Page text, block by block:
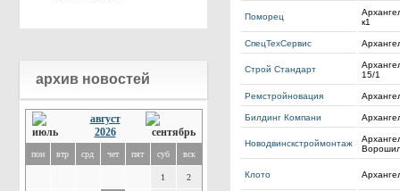
архив новостей
август
2026
пон втр срд чет пят суб вск
1 2
Поморец
к1
СпецТехСервис
Строй Стандарт
15/1
Ремстройновация
Билдинг Компани
Новодвинскстроймонтаж
Клото